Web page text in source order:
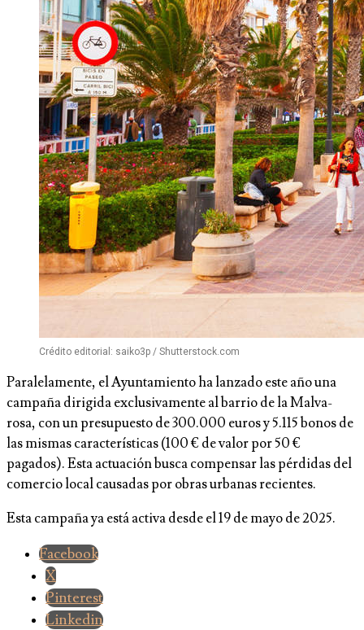
Crédito editorial: saiko3p / Shutterstock.com
Paralelamente, el Ayuntamiento ha lanzado este año una
campaña dirigida exclusivamente al barrio de la Malva-
rosa, con un presupuesto de 300.000 euros y 5.115 bonos de
las mismas características (100 € de valor por 50 €
pagados). Esta actuación busca compensar las pérdidas del
comercio local causadas por obras urbanas recientes.
Esta campaña ya está activa desde el 19 de mayo de 2025.
Facebook
X
Pinterest
Linkedin